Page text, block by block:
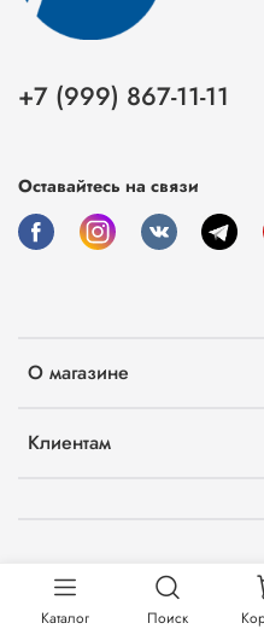
О магазине
Клиентам
+7 (999) 867-11-11
Оставайтесь на связи
Каталог Поиск